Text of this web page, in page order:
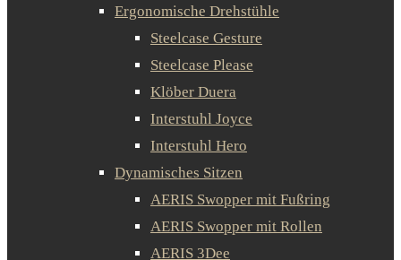
Ergonomische Drehstühle
Steelcase Gesture
Steelcase Please
Klöber Duera
Interstuhl Joyce
Interstuhl Hero
Dynamisches Sitzen
AERIS Swopper mit Fußring
AERIS Swopper mit Rollen
AERIS 3Dee